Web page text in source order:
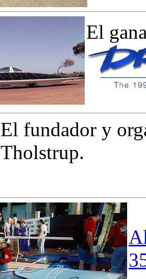
El
El fundador y
Tholstrup.